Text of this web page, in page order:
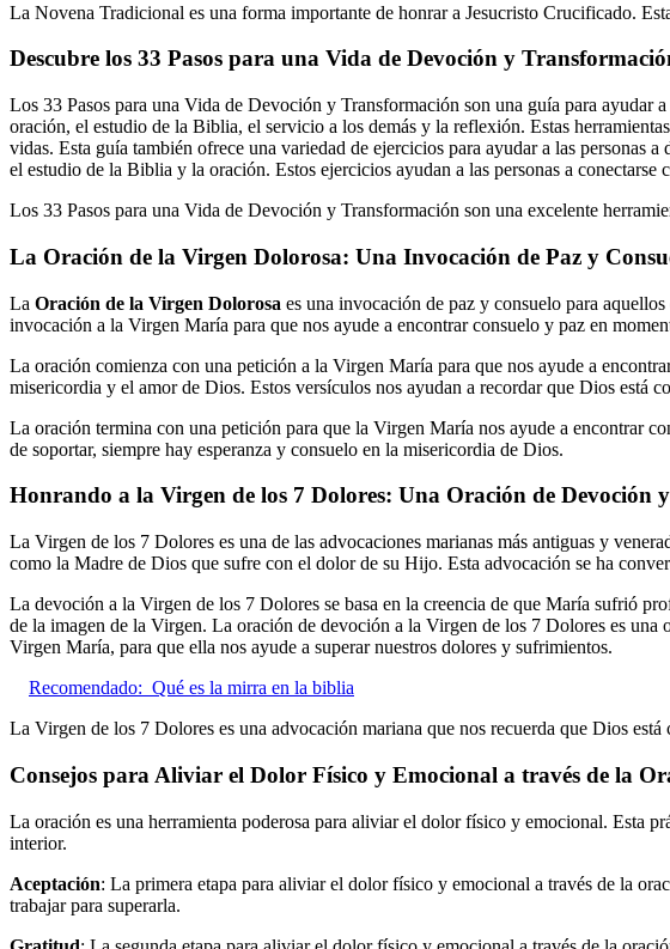
La Novena Tradicional es una forma importante de honrar a Jesucristo Crucificado.
Descubre los 33 Pasos para una Vida de Devoción y
Los 33 Pasos para una Vida de Devoción y Transformación son una guía para ayudar
oración, el estudio de la Biblia, el servicio a los demás y la reflexión. Estas
vidas. Esta guía también ofrece una variedad de ejercicios para ayudar a las
el estudio de la Biblia y la oración. Estos ejercicios ayudan a las personas a
Los 33 Pasos para una Vida de Devoción y Transformación son una excelente
La Oración de la Virgen Dolorosa: Una Invocación de Paz y
La Oración de la Virgen Dolorosa es una invocación de paz y consuelo para
invocación a la Virgen María para que nos ayude a encontrar consuelo y paz en
La oración comienza con una petición a la Virgen María para que nos ayude a
misericordia y el amor de Dios. Estos versículos nos ayudan a recordar que Dios está
La oración termina con una petición para que la Virgen María nos ayude a encontrar
de soportar, siempre hay esperanza y consuelo en la misericordia de Dios.
Honrando a la Virgen de los 7 Dolores: Una Oración de Devoción
La Virgen de los 7 Dolores es una de las advocaciones marianas más antiguas y
como la Madre de Dios que sufre con el dolor de su Hijo. Esta advocación se ha
La devoción a la Virgen de los 7 Dolores se basa en la creencia de que María sufrió
de la imagen de la Virgen. La oración de devoción a la Virgen de los 7 Dolores es una
Virgen María, para que ella nos ayude a superar nuestros dolores y sufrimientos.
Recomendado: Qué es la mirra en la biblia
La Virgen de los 7 Dolores es una advocación mariana que nos recuerda que Dios
Consejos para Aliviar el Dolor Físico y Emocional a través de la
La oración es una herramienta poderosa para aliviar el dolor físico y emocional. Esta
interior.
Aceptación: La primera etapa para aliviar el dolor físico y emocional a través de la
trabajar para superarla.